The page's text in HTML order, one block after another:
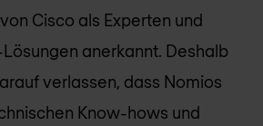
Cisco als Experten und
anerkannt. Deshalb
verlassen, dass Nomios
Know-hows und